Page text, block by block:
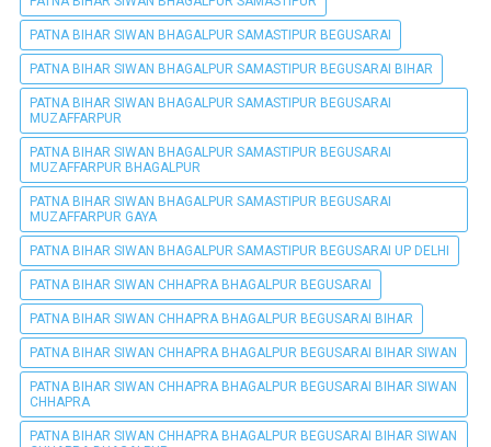
PATNA BIHAR SIWAN BHAGALPUR SAMASTIPUR BEGUSARAI
PATNA BIHAR SIWAN BHAGALPUR SAMASTIPUR BEGUSARAI BIHAR
PATNA BIHAR SIWAN BHAGALPUR SAMASTIPUR BEGUSARAI
MUZAFFARPUR
PATNA BIHAR SIWAN BHAGALPUR SAMASTIPUR BEGUSARAI
MUZAFFARPUR BHAGALPUR
PATNA BIHAR SIWAN BHAGALPUR SAMASTIPUR BEGUSARAI
MUZAFFARPUR GAYA
PATNA BIHAR SIWAN BHAGALPUR SAMASTIPUR BEGUSARAI UP DELHI
PATNA BIHAR SIWAN CHHAPRA BHAGALPUR BEGUSARAI
PATNA BIHAR SIWAN CHHAPRA BHAGALPUR BEGUSARAI BIHAR
PATNA BIHAR SIWAN CHHAPRA BHAGALPUR BEGUSARAI BIHAR SIWAN
PATNA BIHAR SIWAN CHHAPRA BHAGALPUR BEGUSARAI BIHAR SIWAN
CHHAPRA
PATNA BIHAR SIWAN CHHAPRA BHAGALPUR BEGUSARAI BIHAR SIWAN